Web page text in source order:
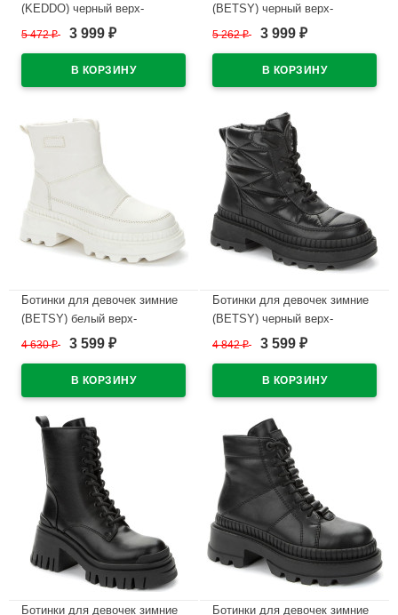
(KEDDO) черный верх-
искуственная кожа подкладка
5 472₽ 3 999 ₽
(BETSY) черный верх-
искусственная кожа
шерсть артикул 938351/01-01
5 262₽ 3 999 ₽
Ботинки для девочек зимние
(BETSY) белый верх-
искусственная кожа
шерсть артикул 938322/01-02
4 630₽ 3 599 ₽
Ботинки для девочек зимние
(BETSY) черный верх-
искусственная кожа/текстиль
шерсть артикул 938322/02-01
4 842₽ 3 599 ₽
Ботинки для девочек зимние Ботинки для девочек зимние